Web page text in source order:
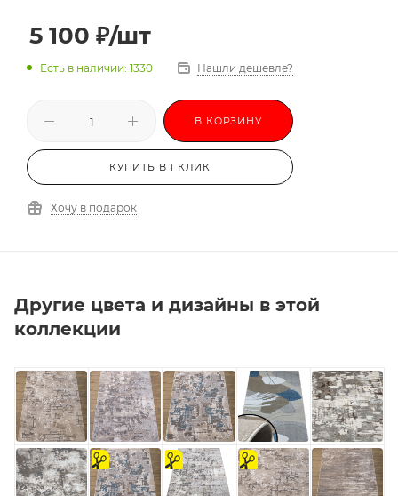
5 100 ₽/шт
Есть в наличии: 1330 Нашли дешевле?
В КОРЗИНУ
КУПИТЬ В 1 КЛИК
Хочу в подарок
Другие цвета и дизайны в этой
коллекции
на
отрез
На
отрез
на
отрез